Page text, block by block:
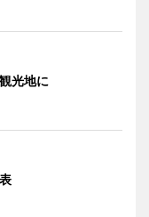
光地に
表